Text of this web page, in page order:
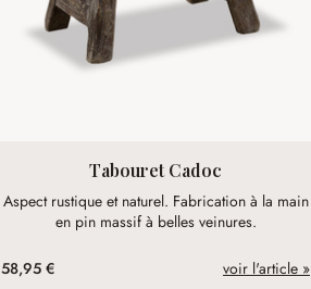
Tabouret Cadoc
Aspect rustique et naturel. Fabrication à la main
en pin massif à belles veinures.
58,95 € voir l'article »